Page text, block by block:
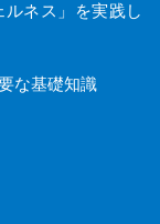
ネス」を実践し
な基礎知識